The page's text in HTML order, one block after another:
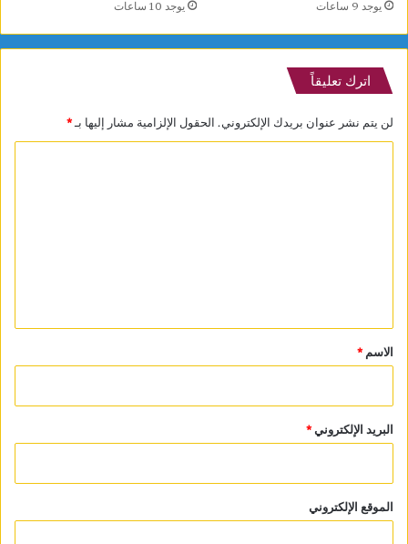
يوجد 9 ساعات يوجد 10 ساعات
اترك تعليقاً
لن يتم نشر عنوان بريدك الإلكتروني. الحقول الإلزامية مشار إليها بـ*
*
الاسم *
البريد الإلكتروني*
الموقع الإلكتروني